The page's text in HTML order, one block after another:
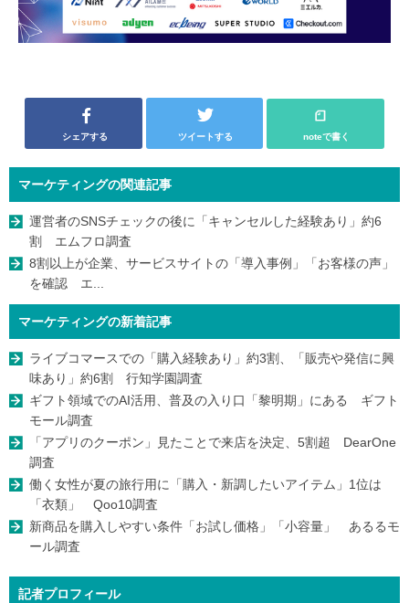
シェアする ツイートする noteで書く
マーケティングの関連記事
運営者のSNSチェックの後に「キャンセルした経験あり」約6
割 エムフロ調査
8割以上が企業、サービスサイトの「導入事例」「お客様の声」
を確認 エ...
マーケティングの新着記事
ライブコマースでの「購入経験あり」約3割、「販売や発信に興
味あり」約6割 行知学園調査
ギフト領域でのAI活用、普及の入り口「黎明期」にある ギフト
モール調査
「アプリのクーポン」見たことで来店を決定、5割超 DearOne
調査
働く女性が夏の旅行用に「購入・新調したいアイテム」1位は
「衣類」 Qoo10調査
新商品を購入しやすい条件「お試し価格」「小容量」 あるるモ
ール調査
記者プロフィール